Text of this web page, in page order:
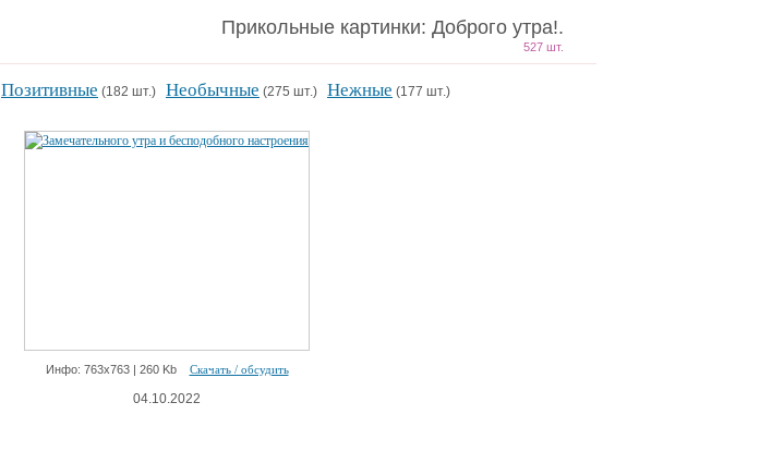
Прикольные картинки: Доброго утра!.
527 шт.
Позитивные (182 шт.) Необычные (275 шт.) Нежные (177 шт.)
Инфо: 763х763 | 260 Kb Скачать / обсудить
04.10.2022